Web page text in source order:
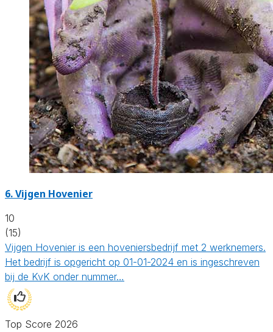
6.Vijgen Hovenier
10
(15)
Vijgen Hovenier is een hoveniersbedrijf met 2 werknemers.
Het bedrijf is opgericht op 01-01-2024 en is ingeschreven
bij de KvK onder nummer…
Top Score 2026